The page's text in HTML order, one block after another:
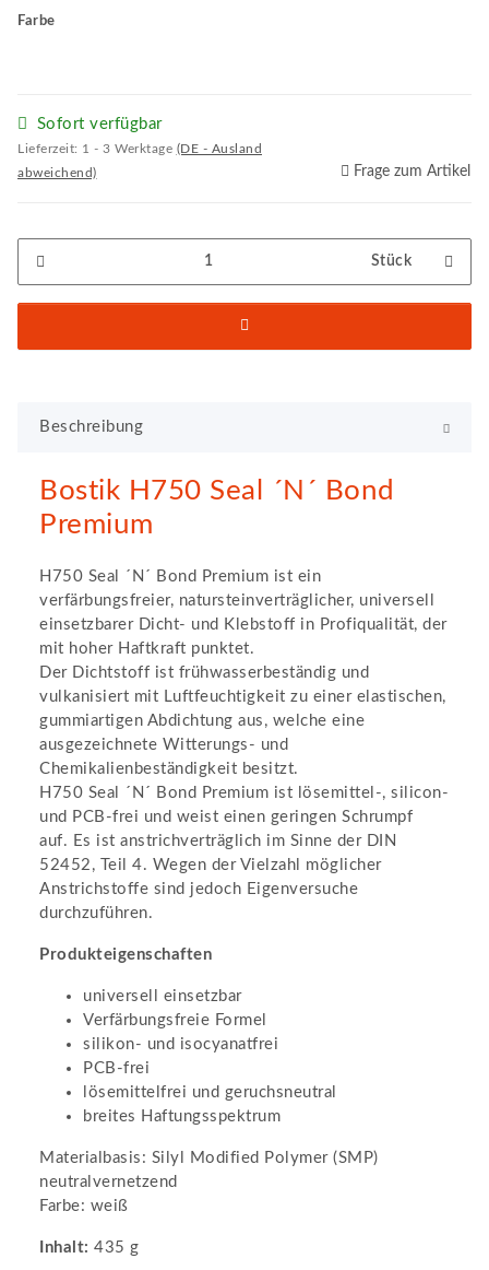
Farbe
Sofort verfügbar
Lieferzeit: 1 - 3 Werktage (DE - Ausland
abweichend)
Frage zum Artikel
Stück
Beschreibung
Bostik H750 Seal ´N´ Bond
Premium
H750 Seal ´N´ Bond Premium ist ein
verfärbungsfreier, natursteinverträglicher, universell
einsetzbarer Dicht- und Klebstoff in Profiqualität, der
mit hoher Haftkraft punktet.
Der Dichtstoff ist frühwasserbeständig und
vulkanisiert mit Luftfeuchtigkeit zu einer elastischen,
gummiartigen Abdichtung aus, welche eine
ausgezeichnete Witterungs- und
Chemikalienbeständigkeit besitzt.
H750 Seal ´N´ Bond Premium ist lösemittel-, silicon-
und PCB-frei und weist einen geringen Schrumpf
auf. Es ist anstrichverträglich im Sinne der DIN
52452, Teil 4. Wegen der Vielzahl möglicher
Anstrichstoffe sind jedoch Eigenversuche
durchzuführen.
Produkteigenschaften
universell einsetzbar
Verfärbungsfreie Formel
silikon- und isocyanatfrei
PCB-frei
lösemittelfrei und geruchsneutral
breites Haftungsspektrum
Materialbasis: Silyl Modified Polymer (SMP)
neutralvernetzend
Farbe: weiß
Inhalt: 435 g